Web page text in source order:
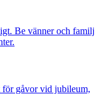
Be vänner och familj
för gåvor vid jubileum,